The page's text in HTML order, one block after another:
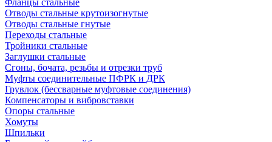
Фланцы стальные
Отводы стальные крутоизогнутые
Отводы стальные гнутые
Переходы стальные
Тройники стальные
Заглушки стальные
Сгоны, бочата, резьбы и отрезки труб
Муфты соединительные ПФРК и ДРК
Грувлок (бессварные муфтовые соединения)
Компенсаторы и вибровставки
Опоры стальные
Хомуты
Шпильки